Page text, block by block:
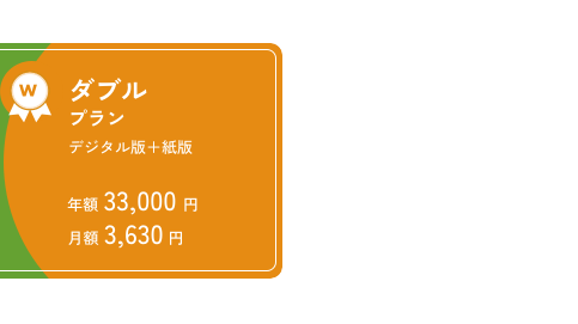
「とくに林業が盛んなわけではな
和４）年度は約4,400万円の森林
びその促進に備えている」（同）
課題の１つとして、「森林環境譲